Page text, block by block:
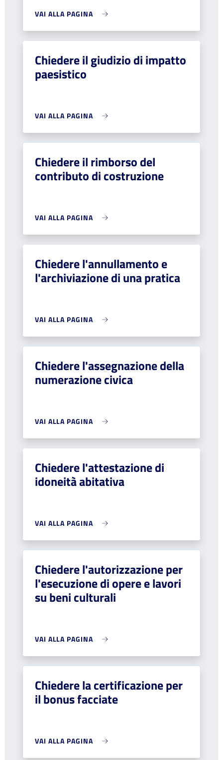
VAI ALLA PAGINA
Chiedere il giudizio di impatto
paesistico
VAI ALLA PAGINA
Chiedere il rimborso del
contributo di costruzione
VAI ALLA PAGINA
Chiedere l'annullamento e
l'archiviazione di una pratica
VAI ALLA PAGINA
Chiedere l'assegnazione della
numerazione civica
VAI ALLA PAGINA
Chiedere l'attestazione di
idoneità abitativa
VAI ALLA PAGINA
Chiedere l'autorizzazione per
l'esecuzione di opere e lavori
su beni culturali
VAI ALLA PAGINA
Chiedere la certificazione per
il bonus facciate
VAI ALLA PAGINA